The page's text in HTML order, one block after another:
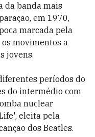
da banda mais
em 1970,
marcada pela
movimentos a
jovens.
períodos do
do intermédio com
nuclear
eleita pela
dos Beatles.